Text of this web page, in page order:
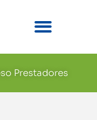
Prestadores